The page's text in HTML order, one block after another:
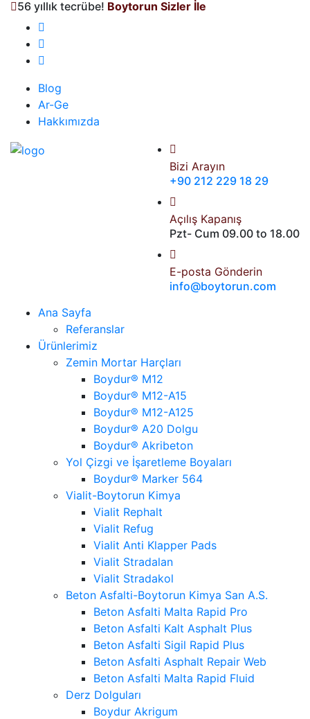
56 yıllık tecrübe! Boytorun Sizler İle
Blog
Ar-Ge
Hakkımızda
Bizi Arayın
+90 212 229 18 29
Açılış Kapanış
Pzt- Cum 09.00 to 18.00
E-posta Gönderin
info@boytorun.com
Ana Sayfa
Referanslar
Ürünlerimiz
Zemin Mortar Harçları
Boydur® M12
Boydur® M12-A15
Boydur® M12-A125
Boydur® A20 Dolgu
Boydur® Akribeton
Yol Çizgi ve İşaretleme Boyaları
Boydur® Marker 564
Vialit-Boytorun Kimya
Vialit Rephalt
Vialit Refug
Vialit Anti Klapper Pads
Vialit Stradalan
Vialit Stradakol
Beton Asfalti-Boytorun Kimya San A.S.
Beton Asfalti Malta Rapid Pro
Beton Asfalti Kalt Asphalt Plus
Beton Asfalti Sigil Rapid Plus
Beton Asfalti Asphalt Repair Web
Beton Asfalti Malta Rapid Fluid
Derz Dolguları
Boydur Akrigum